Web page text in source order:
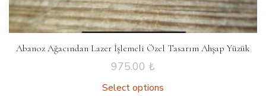
Abanoz Ağacından Lazer İşlemeli Özel Tasarım Ahşap Yüzük
975.00 ₺
Select options